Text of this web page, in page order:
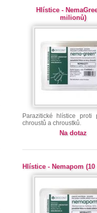
Hlístice -
milionů)
Parazitické hlístice proti
chroustů a chroustků.
Na dotaz
Hlístice - Nemapom